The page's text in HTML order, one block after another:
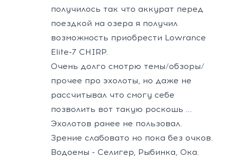
получилось так что аккурат перед
поездкой на озера я получил
возможность приобрести Lowrance
Elite-7 CHIRP.
Очень долго смотрю темы/обзоры/
прочее про эхолоты, но даже не
рассчитывал что смогу себе
позволить вот такую роскошь ...
Эхолотов ранее не пользовал.
Зрение слабовато но пока без очков.
Водоемы - Селигер, Рыбинка, Ока.